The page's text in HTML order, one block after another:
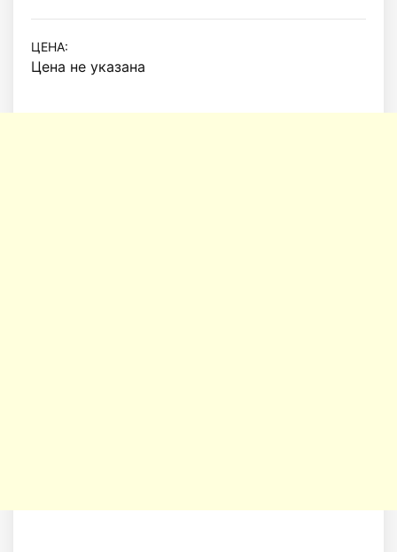
ЦЕНА:
Цена не указана